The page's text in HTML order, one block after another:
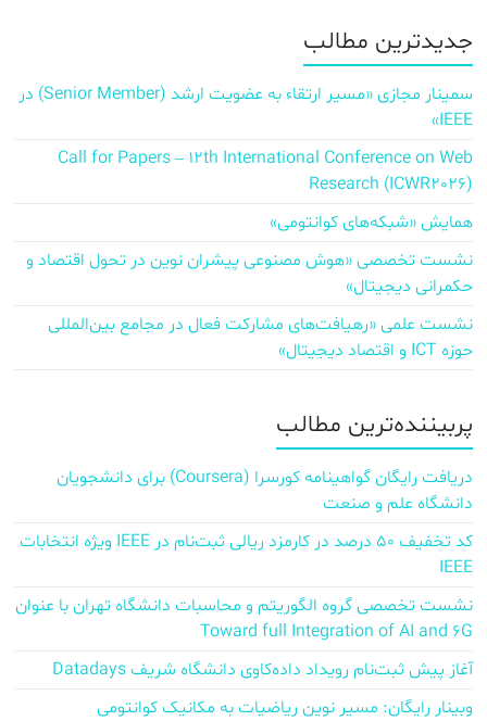
جدیدترین مطالب
سمینار مجازی «مسیر ارتقاء به عضویت ارشد (Senior Member) در
IEEE»
Call for Papers – 12th International Conference on Web
Research (ICWR2026)
همایش «شبکه‌های کوانتومی»
نشست تخصصی «هوش مصنوعی پیشران نوین در تحول اقتصاد و
حکمرانی دیجیتال»
نشست علمی «رهیافت‌های مشارکت فعال در مجامع بین‌المللی
حوزه ICT و اقتصاد دیجیتال»
پربیننده‌ترین مطالب
دریافت رایگان گواهینامه کورسرا (Coursera) برای دانشجویان
دانشگاه علم و صنعت
کد تخفیف ۵۰ درصد در کارمزد ریالی ثبت‌نام در IEEE ویژه انتخابات
IEEE
نشست تخصصی گروه الگوریتم و محاسبات دانشگاه تهران با عنوان
Toward full Integration of AI and 6G
آغاز پیش‌ ثبت‌نام رویداد داده‌کاوی دانشگاه شریف Datadays
وبینار رایگان: مسیر نوین ریاضیات به مکانیک کوانتومی